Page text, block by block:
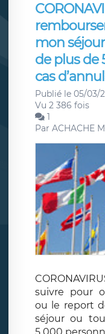
mon
de plus de
cas
Publié le 05/03/
Vu 2 386 fois
1
Par ACHACHE
suivre pour
ou le report
séjour ou